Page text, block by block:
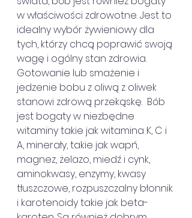
w właściwości zdrowotne. Jest to
idealny wybór żywieniowy dla
tych, którzy chcą poprawić swoją
wagę i ogólny stan zdrowia.
Gotowanie lub smażenie i
jedzenie bobu z oliwą z oliwek
stanowi zdrową przekąskę.  Bób
jest bogaty w niezbędne
witaminy takie jak witamina K, C i
A, minerały, takie jak wapń,
magnez, żelazo, miedź i cynk,
aminokwasy, enzymy, kwasy
tłuszczowe, rozpuszczalny błonnik
i karotenoidy takie jak beta-